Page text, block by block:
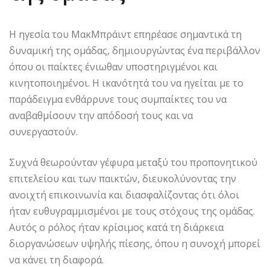
Η ηγεσία του ΜακΜπράιντ επηρέασε σημαντικά τη
δυναμική της ομάδας, δημιουργώντας ένα περιβάλλον
όπου οι παίκτες ένιωθαν υποστηριγμένοι και
κινητοποιημένοι. Η ικανότητά του να ηγείται με το
παράδειγμα ενθάρρυνε τους συμπαίκτες του να
αναβαθμίσουν την απόδοσή τους και να
συνεργαστούν.
Συχνά θεωρούνταν γέφυρα μεταξύ του προπονητικού
επιτελείου και των παικτών, διευκολύνοντας την
ανοιχτή επικοινωνία και διασφαλίζοντας ότι όλοι
ήταν ευθυγραμμισμένοι με τους στόχους της ομάδας.
Αυτός ο ρόλος ήταν κρίσιμος κατά τη διάρκεια
διοργανώσεων υψηλής πίεσης, όπου η συνοχή μπορεί
να κάνει τη διαφορά.